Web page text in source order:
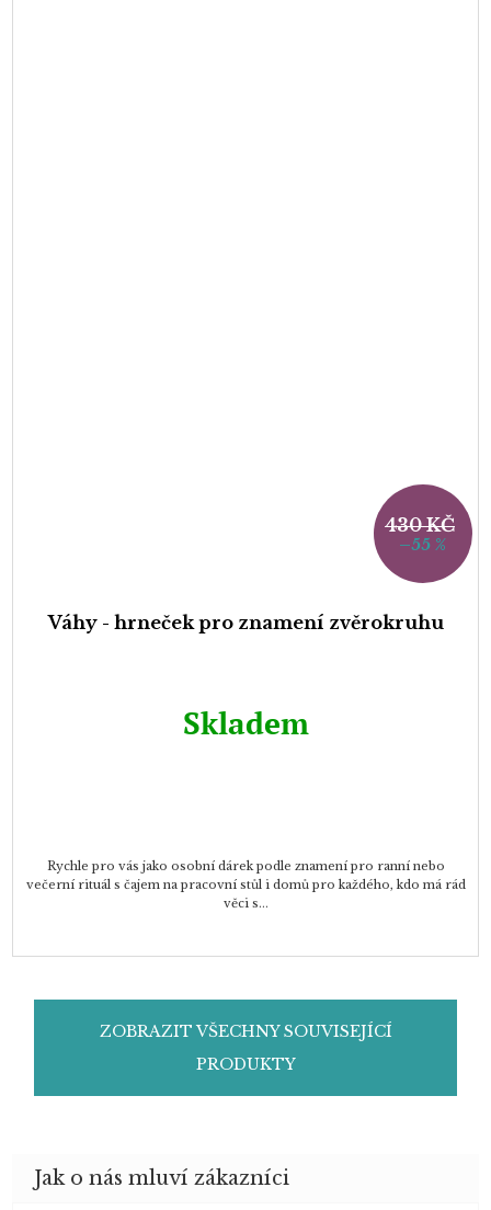
430 KČ
–55 %
Váhy - hrneček pro znamení zvěrokruhu
Skladem
Rychle pro vás jako osobní dárek podle znamení pro ranní nebo
večerní rituál s čajem na pracovní stůl i domů pro každého, kdo má rád
věci s...
ZOBRAZIT VŠECHNY SOUVISEJÍCÍ
PRODUKTY